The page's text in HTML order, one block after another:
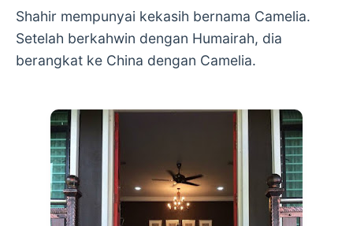
Shahir mempunyai kekasih bernama Camelia.
Setelah berkahwin dengan Humairah, dia
berangkat ke China dengan Camelia.